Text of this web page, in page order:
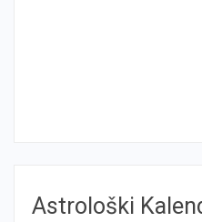
Astrološki